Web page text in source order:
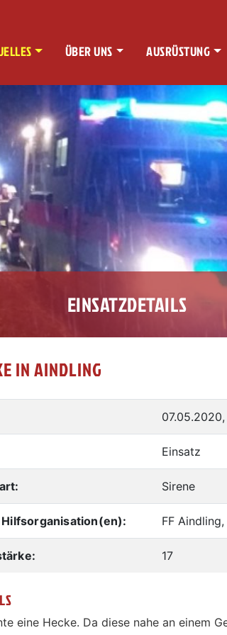
ÜBER UNS AUSRÜSTUNG
EINSATZDETAILS
IN AINDLING
07.05.2020,
Einsatz
Sirene
FF Aindling,
17
eine Hecke. Da diese nahe an einem